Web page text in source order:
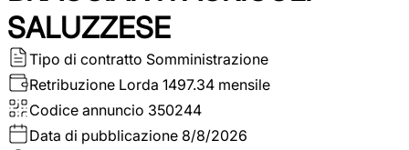
SALUZZESE
Tipo di contratto Somministrazione
Retribuzione Lorda 1497.34 mensile
Codice annuncio 350244
Data di pubblicazione 8/8/2026